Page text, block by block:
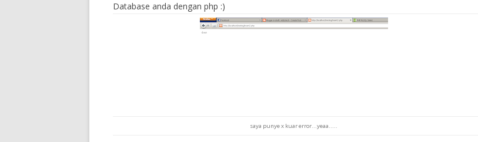
Database anda dengan php :)
saya punye x kuar error...yeaa.....